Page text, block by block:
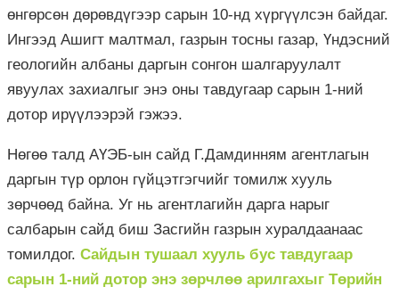
өнгөрсөн дөрөвдүгээр сарын 10-нд хүргүүлсэн байдаг.
Ингээд Ашигт малтмал, газрын тосны газар, Үндэсний
геологийн албаны даргын сонгон шалгаруулалт
явуулах захиалгыг энэ оны тавдугаар сарын 1-ний
дотор ирүүлээрэй гэжээ.
Нөгөө талд АҮЭБ-ын сайд Г.Дамдинням агентлагын
даргын түр орлон гүйцэтгэгчийг томилж хууль
зөрчөөд байна. Уг нь агентлагийн дарга нарыг
салбарын сайд биш Засгийн газрын хуралдаанаас
томилдог. Сайдын тушаал хууль бус тавдугаар
сарын 1-ний дотор энэ зөрчлөө арилгахыг Төрийн